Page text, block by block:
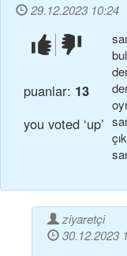
29.12.2023 10:24
beğendim!
puanlar: 13
you voted ‘up’
ziyaretçi
30.12.2023